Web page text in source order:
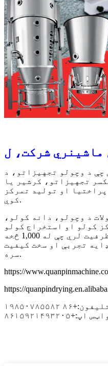
چې د وچولو تجهیزاتو، د
تجهیزاتو، کرشیر یا
او تولید تمرکز
کوي.
د وچولو، دانه کولو،
کولو او استخراج کولو
تجهیزاتو مختلف ډولونو ظرفیت لري چې له 1,000 څخه
تجربې او سخت کیفیت
سره.
https://
https://
۱۹۸۵۰۷۸۵۵۸۲
واټس اپ:+۸۶۱۵۹۲۱۴۹۳۲۰۵